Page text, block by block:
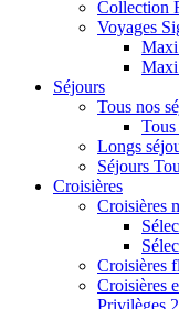
Collection
Voyages
Séjours
Tous nos
Tous
Longs
Séjours
Croisières
Croisières
Croisières
Croisières
Privilèges